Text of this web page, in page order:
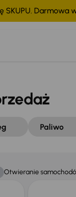
SKUPU. Darmowa
Paliwo
Otwieranie Taniej o 1